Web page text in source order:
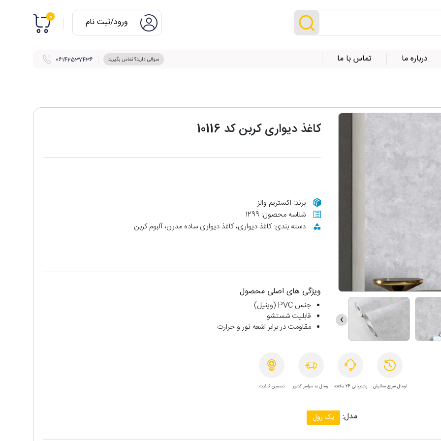
0 ورود/ثبت نام
درباره ما تماس با ما 06142537436 سوالی دارید؟ تماس بگیرید
›
کاغذ دیواری کربن کد 10116
برند: اکستریم والز
شناسه محصول: 1299
دسته بندی: کاغذ دیواری، کاغذ دیواری ساده مدرن، آلبوم کربن
ویژگی های اصلی محصول
جنس PVC (وینیل)
قابلیت شستشو
مقاومت در برابر اشعه نور و حرارت
ارسال سریع سفارش پشتیبانی 24 ساعته ارسال به سراسر کشور تضمین کیفیت
مدل: یک رول